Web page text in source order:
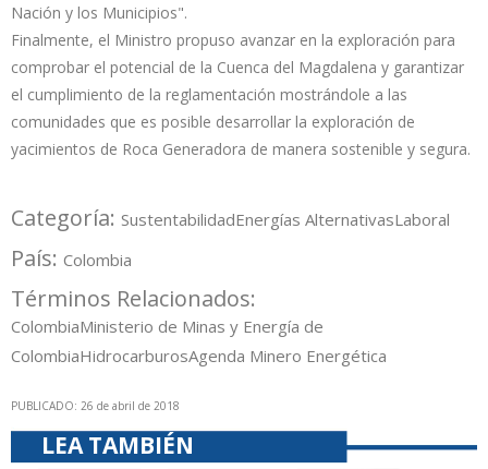
Nación y los Municipios".
Finalmente, el Ministro propuso avanzar en la exploración para
comprobar el potencial de la Cuenca del Magdalena y garantizar
el cumplimiento de la reglamentación mostrándole a las
comunidades que es posible desarrollar la exploración de
yacimientos de Roca Generadora de manera sostenible y segura.
Categoría: SustentabilidadEnergías AlternativasLaboral
País: Colombia
Términos Relacionados:
ColombiaMinisterio de Minas y Energía de
ColombiaHidrocarburosAgenda Minero Energética
PUBLICADO: 26 de abril de 2018
LEA TAMBIÉN